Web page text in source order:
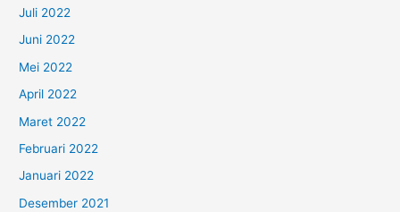
Juli 2022
Juni 2022
Mei 2022
April 2022
Maret 2022
Februari 2022
Januari 2022
Desember 2021